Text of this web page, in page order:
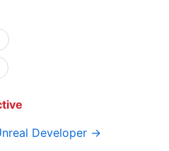
Developer →